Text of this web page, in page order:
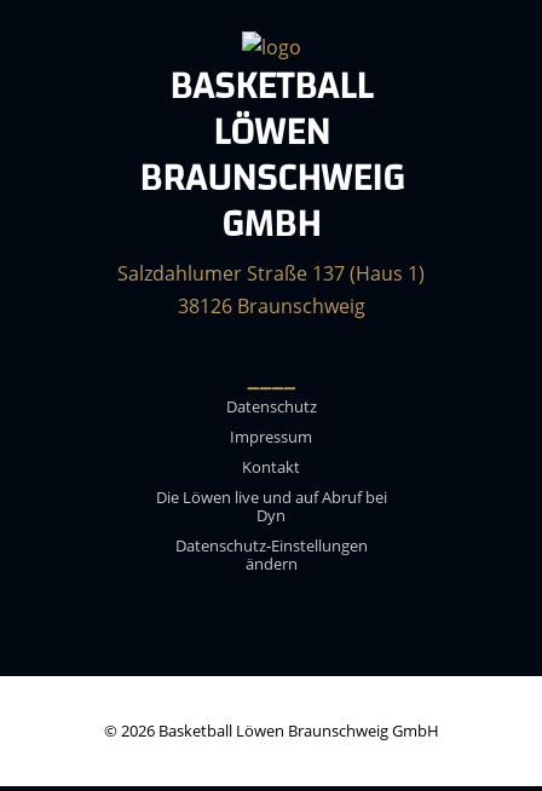
BASKETBALL
LÖWEN
BRAUNSCHWEIG
GMBH
Salzdahlumer Straße 137 (Haus 1)
38126 Braunschweig
____
Datenschutz
Impressum
Kontakt
Die Löwen live und auf Abruf bei
Dyn
Datenschutz-Einstellungen
ändern
© 2026 Basketball Löwen Braunschweig GmbH